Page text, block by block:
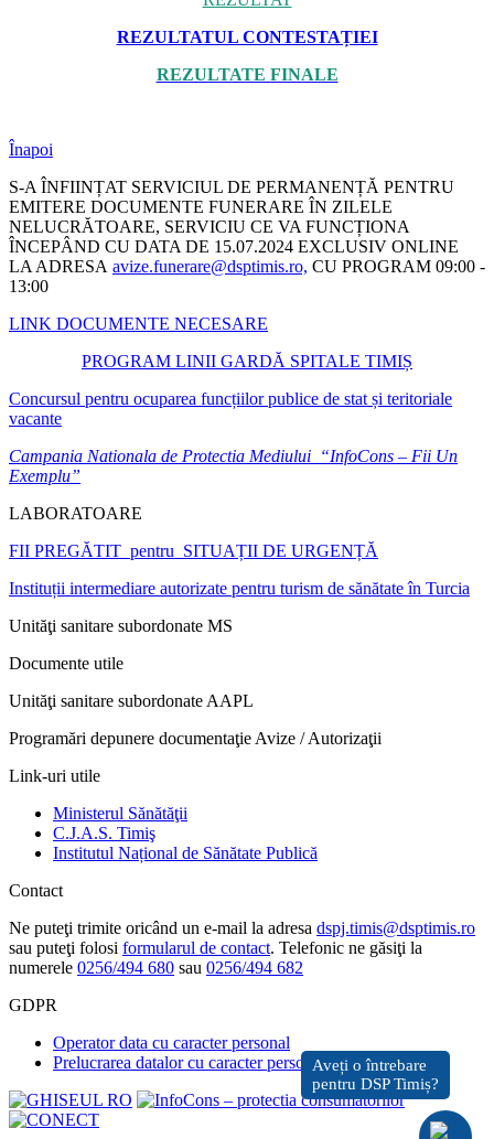
REZULTATUL CONTESTAȚIEI
REZULTATE FINALE
Înapoi
S-A ÎNFIINȚAT SERVICIUL DE PERMANENȚĂ PENTRU
EMITERE DOCUMENTE FUNERARE ÎN ZILELE
NELUCRĂTOARE, SERVICIU CE VA FUNCȚIONA
ÎNCEPÂND CU DATA DE 15.07.2024 EXCLUSIV ONLINE
LA ADRESA avize.funerare@dsptimis.ro, CU PROGRAM 09:00 -
13:00
LINK DOCUMENTE NECESARE
PROGRAM LINII GARDĂ SPITALE TIMIȘ
Concursul pentru ocuparea funcțiilor publice de stat și teritoriale
vacante
Campania Nationala de Protectia Mediului “InfoCons – Fii Un
Exemplu”
LABORATOARE
FII PREGĂTIT pentru SITUAȚII DE URGENȚĂ
Instituții intermediare autorizate pentru turism de sănătate în Turcia
Unităţi sanitare subordonate MS
Documente utile
Unităţi sanitare subordonate AAPL
Programări depunere documentaţie Avize / Autorizaţii
Link-uri utile
Ministerul Sănătăţii
C.J.A.S. Timiş
Institutul Național de Sănătate Publică
Contact
Ne puteţi trimite oricând un e-mail la adresa dspj.timis@dsptimis.ro
sau puteţi folosi formularul de contact. Telefonic ne găsiţi la
numerele 0256/494 680 sau 0256/494 682
GDPR
Operator data cu caracter personal
Prelucrarea datalor cu caracter personal